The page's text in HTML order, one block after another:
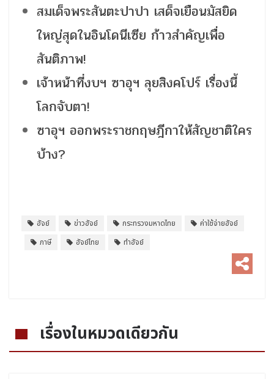
สมเด็จพระสันตะปาปา เสด็จเยือนมัสยิด
ใหญ่สุดในอินโดนีเซีย ก้าวสำคัญเพื่อ
สันติภาพ!
เจ้าหน้าที่งบฯ ซาอุฯ ลุยสิงคโปร์ เรื่องนี้
โลกจับตา!
ซาอุฯ ออกพระราชกฤษฎีกาให้สัญชาติใคร
บ้าง?
ฮัจย์ ข่าวฮัจย์ กระทรวงมหาดไทย
ค่าใช้จ่ายฮัจย์
ภาษี
ฮัจย์ไทย ทำฮัจย์
เรื่องในหมวดเดียวกัน